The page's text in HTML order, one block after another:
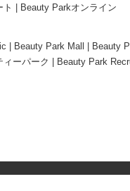
ト
Beauty Parkオンライン
Beauty Park Mall
Beauty
ィーパーク
Beauty Park